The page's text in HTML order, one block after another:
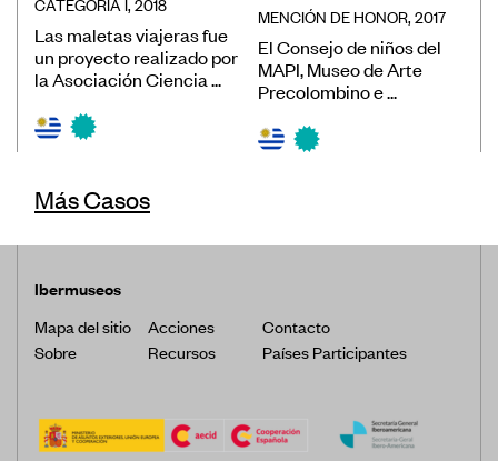
Las maletas viajeras fue
un proyecto realizado por
la Asociación Ciencia ...
MENCIÓN DE HONOR, 2017
El Consejo de niños del
MAPI, Museo de Arte
Precolombino e ...
Más Casos
Ibermuseos
Mapa del sitio
Acciones
Contacto
Sobre
Recursos Países Participantes